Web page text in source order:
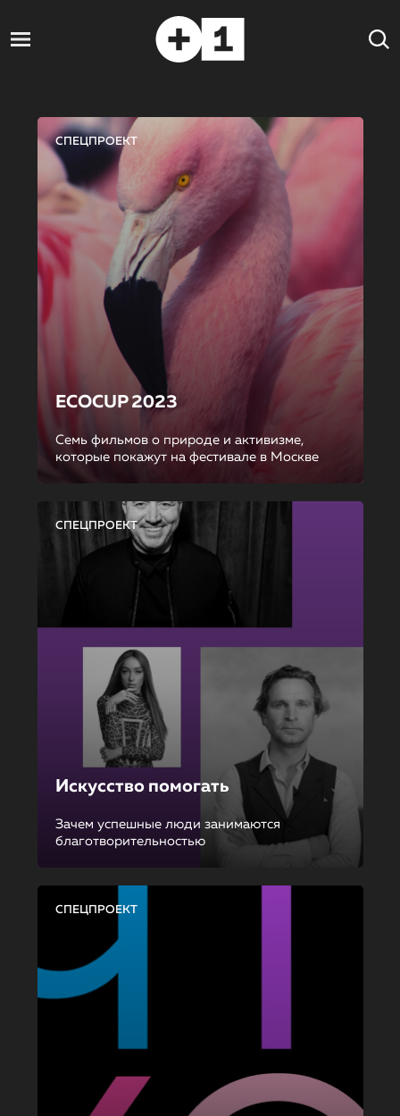
СПЕЦПРОЕКТ
ECOCUP 2023
Семь фильмов о природе и активизме,
которые покажут на фестивале в Москве
СПЕЦПРОЕКТ
Искусство помогать
Зачем успешные люди занимаются
благотворительностью
СПЕЦПРОЕКТ